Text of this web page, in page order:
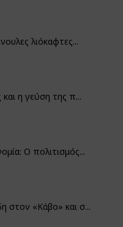
λιόκαφτες...
η γεύση της π...
Ο πολιτισμός...
στον «Κάβο» και σ...